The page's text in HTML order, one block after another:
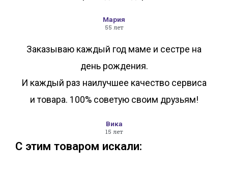
Мария
55 лет
Заказываю каждый год маме и сестре на
день рождения.
И каждый раз наилучшее качество сервиса
и товара. 100% советую своим друзьям!
Вика
15 лет
С этим товаром искали: